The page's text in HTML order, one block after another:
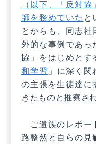
（以下、「反対
師を務めていた と
とからも、同志
外的な事例であっ
協」をはじめと
和学習 」に深く
の主張を生徒達に
きたものと推察さ
ご遺族のレポー
路整然と自らの見